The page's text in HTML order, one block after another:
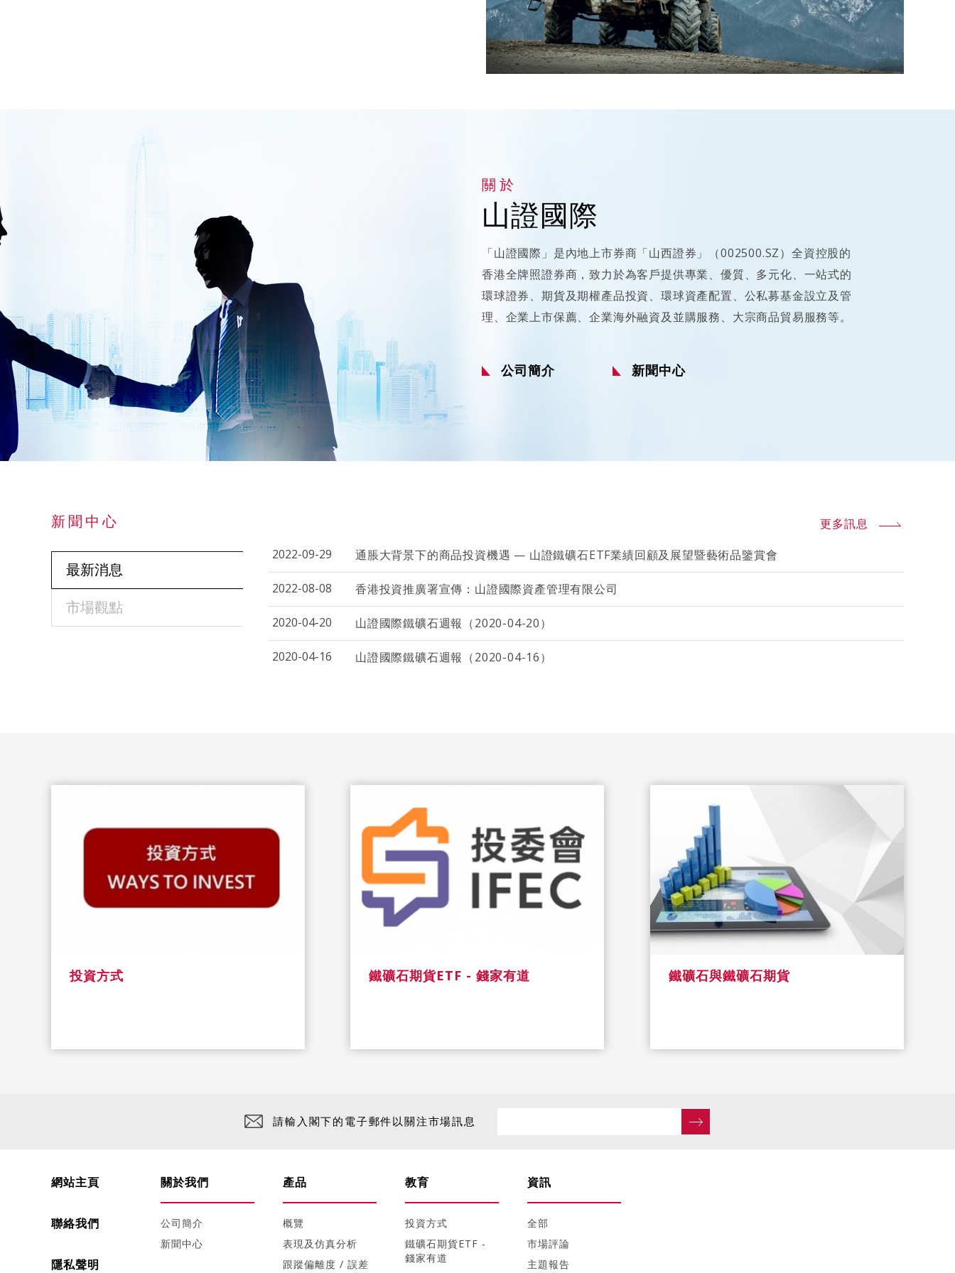
關於
山證國際
「山證國際」是內地上市券商「山西證券」（002500.SZ）全資控股的
香港全牌照證券商，致力於為客戶提供專業、優質、多元化、一站式的
環球證券、期貨及期權產品投資、環球資產配置、公私募基金設立及管
理、企業上市保薦、企業海外融資及並購服務、大宗商品貿易服務等。
公司簡介 新聞中心
新聞中心 更多訊息
最新消息
市場觀點
2022-09-29 通脹大背景下的商品投資機遇 — 山證鐵礦石ETF業績回顧及展望暨藝術品鑒賞會
2022-08-08 香港投資推廣署宣傳：山證國際資產管理有限公司
2020-04-20 山證國際鐵礦石週報（2020-04-20）
2020-04-16 山證國際鐵礦石週報（2020-04-16）
投資方式 鐵礦石期貨ETF - 錢家有道 鐵礦石與鐵礦石期貨
請輸入閣下的電子郵件以關注市場訊息
網站主頁
聯絡我們
隱私聲明
關於我們
公司簡介
新聞中心
產品
概覽
表現及仿真分析
跟蹤偏離度 / 誤差
教育
投資方式
鐵礦石期貨ETF -
錢家有道
資訊
全部
市場評論
主題報告